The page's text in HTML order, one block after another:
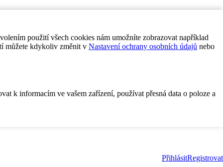
použití všech cookies nám umožníte zobrazovat například
můžete kdykoliv změnit v Nastavení ochrany osobních údajů nebo
k informacím ve vašem zařízení, používat přesná data o poloze a
PřihlásitRegistrovat